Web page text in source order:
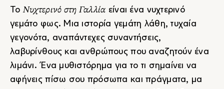
ΤοΝυχτερινό στη Γαλλία είναι ένα νυχτερινό
γεμάτο φως. Μια ιστορία γεμάτη λάθη, τυχαία
γεγονότα, αναπάντεχες συναντήσεις,
λαβυρίνθους και ανθρώπους που αναζητούν ένα
λιμάνι. Ένα μυθιστόρημα για το τι σημαίνει να
αφήνεις πίσω σου πρόσωπα και πράγματα, μα